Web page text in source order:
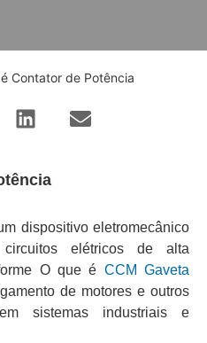
Contator de Potência
dispositivo eletromecânico
elétricos de alta
O que é CCM Gaveta
de motores e outros
sistemas industriais e